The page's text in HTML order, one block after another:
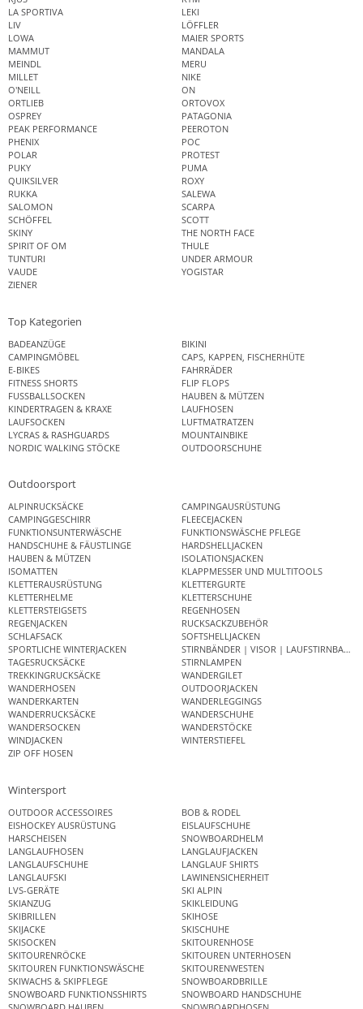
LA SPORTIVA
LEKI
LIV
LÖFFLER
LOWA
MAIER SPORTS
MAMMUT
MANDALA
MEINDL
MERU
MILLET
NIKE
O'NEILL
ON
ORTLIEB
ORTOVOX
OSPREY
PATAGONIA
PEAK PERFORMANCE
PEEROTON
PHENIX
POC
POLAR
PROTEST
PUKY
PUMA
QUIKSILVER
ROXY
RUKKA
SALEWA
SALOMON
SCARPA
SCHÖFFEL
SCOTT
SKINY
THE NORTH FACE
SPIRIT OF OM
THULE
TUNTURI
UNDER ARMOUR
VAUDE
YOGISTAR
ZIENER
Top Kategorien
BADEANZÜGE
BIKINI
CAMPINGMÖBEL
CAPS, KAPPEN, FISCHERHÜTE
E-BIKES
FAHRRÄDER
FITNESS SHORTS
FLIP FLOPS
FUSSBALLSOCKEN
HAUBEN & MÜTZEN
KINDERTRAGEN & KRAXE
LAUFHOSEN
LAUFSOCKEN
LUFTMATRATZEN
LYCRAS & RASHGUARDS
MOUNTAINBIKE
NORDIC WALKING STÖCKE
OUTDOORSCHUHE
Outdoorsport
ALPINRUCKSÄCKE
CAMPINGAUSRÜSTUNG
CAMPINGGESCHIRR
FLEECEJACKEN
FUNKTIONSUNTERWÄSCHE
FUNKTIONSWÄSCHE PFLEGE
HANDSCHUHE & FÄUSTLINGE
HARDSHELLJACKEN
HAUBEN & MÜTZEN
ISOLATIONSJACKEN
ISOMATTEN
KLAPPMESSER UND MULTITOOLS
KLETTERAUSRÜSTUNG
KLETTERGURTE
KLETTERHELME
KLETTERSCHUHE
KLETTERSTEIGSETS
REGENHOSEN
REGENJACKEN
RUCKSACKZUBEHÖR
SCHLAFSACK
SOFTSHELLJACKEN
SPORTLICHE WINTERJACKEN
STIRNBÄNDER | VISOR | LAUFSTIRNBAND
TAGESRUCKSÄCKE
STIRNLAMPEN
TREKKINGRUCKSÄCKE
WANDERGILET
WANDERHOSEN
OUTDOORJACKEN
WANDERKARTEN
WANDERLEGGINGS
WANDERRUCKSÄCKE
WANDERSCHUHE
WANDERSOCKEN
WANDERSTÖCKE
WINDJACKEN
WINTERSTIEFEL
ZIP OFF HOSEN
Wintersport
OUTDOOR ACCESSOIRES
BOB & RODEL
EISHOCKEY AUSRÜSTUNG
EISLAUFSCHUHE
HARSCHEISEN
SNOWBOARDHELM
LANGLAUFHOSEN
LANGLAUFJACKEN
LANGLAUFSCHUHE
LANGLAUF SHIRTS
LANGLAUFSKI
LAWINENSICHERHEIT
LVS-GERÄTE
SKI ALPIN
SKIANZUG
SKIKLEIDUNG
SKIBRILLEN
SKIHOSE
SKIJACKE
SKISCHUHE
SKISOCKEN
SKITOURENHOSE
SKITOURENRÖCKE
SKITOUREN UNTERHOSEN
SKITOUREN FUNKTIONSWÄSCHE
SKITOURENWESTEN
SKIWACHS & SKIPFLEGE
SNOWBOARDBRILLE
SNOWBOARD FUNKTIONSSHIRTS
SNOWBOARD HANDSCHUHE